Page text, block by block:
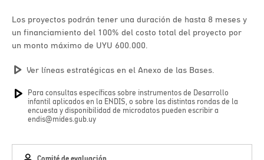
Los proyectos podrán tener una duración de hasta 8 meses y
un financiamiento del 100% del costo total del proyecto por
un monto máximo de UYU 600.000.
Ver líneas estratégicas en el Anexo de las Bases.
Para consultas específicas sobre instrumentos de Desarrollo
infantil aplicados en la ENDIS, o sobre las distintas rondas de la
encuesta y disponibilidad de microdatos pueden escribir a
endis@mides.gub.uy